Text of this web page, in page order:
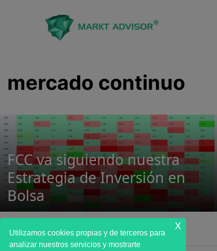
mercado continuo
FCC va siguiendo nuestra
Estrategia de Inversión en
Bolsa
Utilizamos cookies propias y de terceros para
analizar nuestros servicios y mostrarte
x